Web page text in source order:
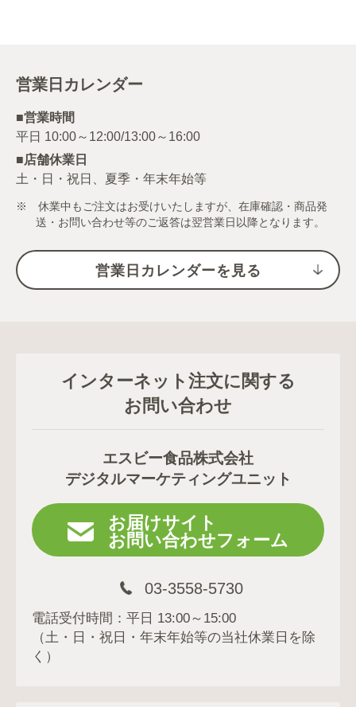
営業日カレンダー
■営業時間
■店舗休業日
土・日・祝日、夏季・年末年始等
※ 休業中もご注文はお受けいたしますが、在庫確認・商品発
送・お問い合わせ等のご返答は翌営業日以降となります。
営業日カレンダーを見る
インターネット注文に関する
お問い合わせ
エスビー食品株式会社
デジタルマーケティングユニット
お届けサイト
お問い合わせフォーム
03-3558-5730
電話受付時間：平日 13:00～15:00
（土・日・祝日・年末年始等の当社休業日を除
く）